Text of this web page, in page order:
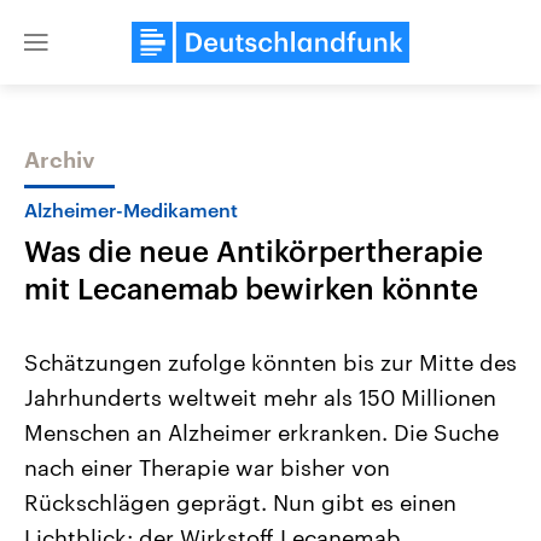
Close
Themen
Landtagswahl Sachsen-Anhalt
2026
Alle Informationen
Sachsen-Anhalt wählt am 6.
September 2026 einen neuen
Landtag. Seit 2021 wird das
Bundesland von einer Koalition aus
USA
Aktuelle Beiträge,
Wirtschaftlich und
gehören die Vereinigten
den mächtigsten Ländern
mit großem Einfluss auf
Archiv
Alzheimer-Medikament
Was die neue Antikörpertherapie
mit Lecanemab bewirken könnte
Schätzungen zufolge könnten bis zur Mitte des
Jahrhunderts weltweit mehr als 150 Millionen
Menschen an Alzheimer erkranken. Die Suche
nach einer Therapie war bisher von
Rückschlägen geprägt. Nun gibt es einen